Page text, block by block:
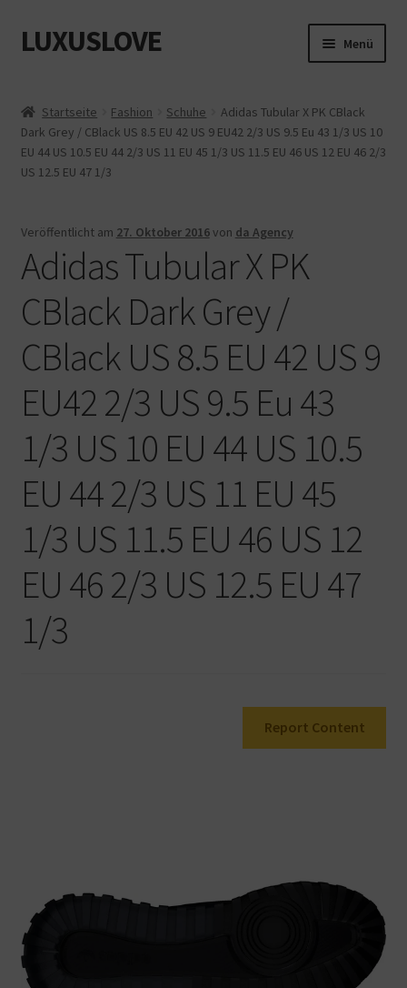
Zur
Navigation
Zum
Inhalt
LUXUSLOVE Menü
Cookie-Richtlinie (EU)
Impressum
Kasse
Mein Konto
Shop
Startseite Fashion Schuhe
Adidas Tubular X PK CBlack
Dark Grey / CBlack US 8.5 EU 42 US 9 EU42 2/3 US 9.5 Eu 43 1/3 US 10
EU 44 US 10.5 EU 44 2/3 US 11 EU 45 1/3 US 11.5 EU 46 US 12 EU 46 2/3
US 12.5 EU 47 1/3
Veröffentlicht am 27. Oktober 2016von da Agency
Adidas Tubular X PK
CBlack Dark Grey /
CBlack US 8.5 EU 42 US 9
EU42 2/3 US 9.5 Eu 43
1/3 US 10 EU 44 US 10.5
EU 44 2/3 US 11 EU 45
1/3 US 11.5 EU 46 US 12
EU 46 2/3 US 12.5 EU 47
1/3
Report Content